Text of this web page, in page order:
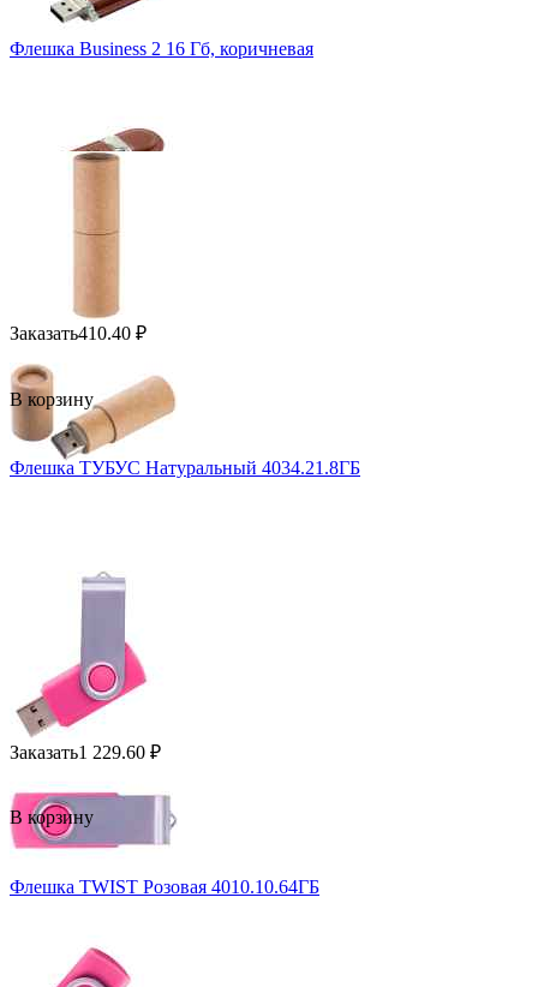
Флешка Business 2 16 Гб, коричневая
Заказать410.40 ₽
В корзину
Флешка ТУБУС Натуральный 4034.21.8ГБ
Заказать1 229.60 ₽
В корзину
Флешка TWIST Розовая 4010.10.64ГБ